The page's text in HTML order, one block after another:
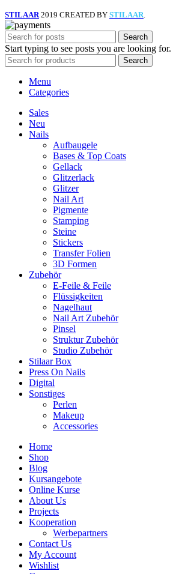
STILAAR 2019 CREATED BY STILAAR.
Search
Start typing to see posts you are looking for.
Search
Menu
Categories
Sales
Neu
Nails
Aufbaugele
Bases & Top Coats
Gellack
Glitzerlack
Glitzer
Nail Art
Pigmente
Stamping
Steine
Stickers
Transfer Folien
3D Formen
Zubehör
E-Feile & Feile
Flüssigkeiten
Nagelhaut
Nail Art Zubehör
Pinsel
Struktur Zubehör
Studio Zubehör
Stilaar Box
Press On Nails
Digital
Sonstiges
Perlen
Makeup
Accessories
Home
Shop
Blog
Kursangebote
Online Kurse
About Us
Projects
Kooperation
Werbepartners
Contact Us
My Account
Wishlist